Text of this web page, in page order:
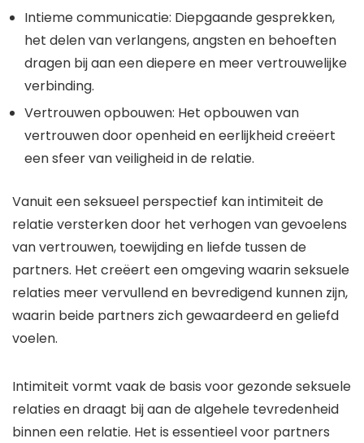
Intieme communicatie: Diepgaande gesprekken,
het delen van verlangens, angsten en behoeften
dragen bij aan een diepere en meer vertrouwelijke
verbinding.
Vertrouwen opbouwen: Het opbouwen van
vertrouwen door openheid en eerlijkheid creëert
een sfeer van veiligheid in de relatie.
Vanuit een seksueel perspectief kan intimiteit de
relatie versterken door het verhogen van gevoelens
van vertrouwen, toewijding en liefde tussen de
partners. Het creëert een omgeving waarin seksuele
relaties meer vervullend en bevredigend kunnen zijn,
waarin beide partners zich gewaardeerd en geliefd
voelen.
Intimiteit vormt vaak de basis voor gezonde seksuele
relaties en draagt bij aan de algehele tevredenheid
binnen een relatie. Het is essentieel voor partners